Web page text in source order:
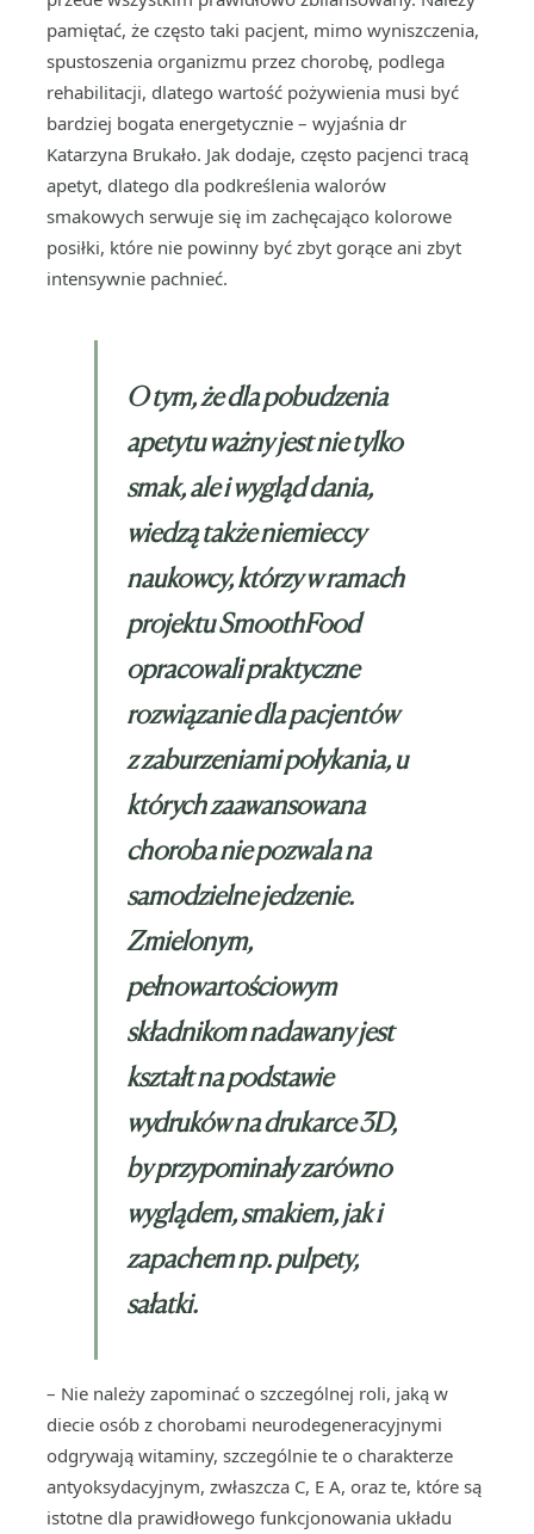
pamiętać, że często taki pacjent, mimo wyniszczenia,
spustoszenia organizmu przez chorobę, podlega
rehabilitacji, dlatego wartość pożywienia musi być
bardziej bogata energetycznie – wyjaśnia dr
Katarzyna Brukało. Jak dodaje, często pacjenci tracą
apetyt, dlatego dla podkreślenia walorów
smakowych serwuje się im zachęcająco kolorowe
posiłki, które nie powinny być zbyt gorące ani zbyt
intensywnie pachnieć.
O tym, że dla pobudzenia
apetytu ważny jest nie tylko
smak, ale i wygląd dania,
wiedzą także niemieccy
naukowcy, którzy w ramach
projektu SmoothFood
opracowali praktyczne
rozwiązanie dla pacjentów
z zaburzeniami połykania, u
których zaawansowana
choroba nie pozwala na
samodzielne jedzenie.
Zmielonym,
pełnowartościowym
składnikom nadawany jest
kształt na podstawie
wydruków na drukarce 3D,
by przypominały zarówno
wyglądem, smakiem, jak i
zapachem np. pulpety,
sałatki.
– Nie należy zapominać o szczególnej roli, jaką w
diecie osób z chorobami neurodegeneracyjnymi
odgrywają witaminy, szczególnie te o charakterze
antyoksydacyjnym, zwłaszcza C, E A, oraz te, które są
istotne dla prawidłowego funkcjonowania układu